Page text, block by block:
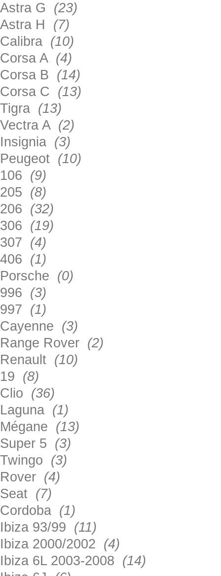
Astra G (23)
Astra H (7)
Calibra (10)
Corsa A (4)
Corsa B (14)
Corsa C (13)
Tigra (13)
Vectra A (2)
Insignia (3)
Peugeot (10)
106 (9)
205 (8)
206 (32)
306 (19)
307 (4)
406 (1)
Porsche (0)
996 (3)
997 (1)
Cayenne (3)
Range Rover (2)
Renault (10)
19 (8)
Clio (36)
Laguna (1)
Mégane (13)
Super 5 (3)
Twingo (3)
Rover (4)
Seat (7)
Cordoba (1)
Ibiza 93/99 (11)
Ibiza 2000/2002 (4)
Ibiza 6L 2003-2008 (14)